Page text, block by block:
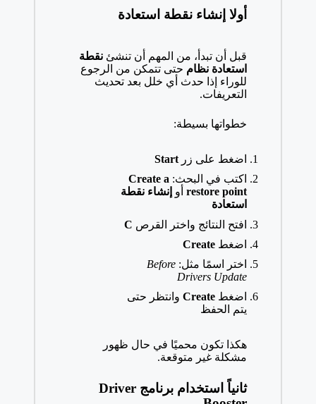
أولا إنشاء نقطة استعادة
قبل أن تبدأ، من المهم أن تنشئ نقطة
استعادة نظام حتى تتمكن من الرجوع
للوراء إذا حدث أي خلل بعد تحديث
التعريفات.
خطواتها بسيطة:
اضغط على زر Start
اكتب في البحث: Create a
restore pointأو إنشاء نقطة
استعادة
افتح النتائج واختر القرص C
اضغط Create
اختر اسمًا مثل: Before
Drivers Update
اضغط Createوانتظر حتى
يتم الحفظ
هكذا تكون محميًا في حال ظهور
مشكلة غير متوقعة.
ثانياً استخدام برنامج Driver